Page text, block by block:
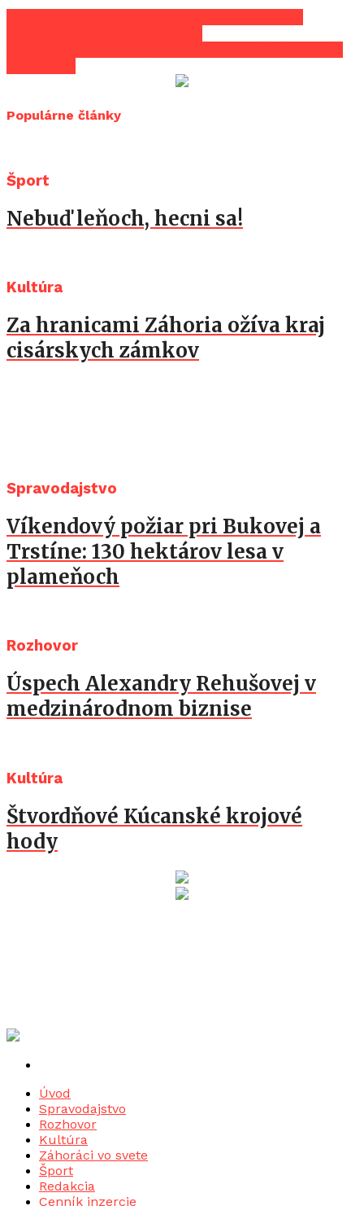
Populárne články
Šport
Nebuď leňoch, hecni sa!
Kultúra
Za hranicami Záhoria ožíva kraj
cisárskych zámkov
Spravodajstvo
Víkendový požiar pri Bukovej a
Trstíne: 130 hektárov lesa v
plameňoch
Rozhovor
Úspech Alexandry Rehušovej v
medzinárodnom biznise
Kultúra
Štvordňové Kúcanské krojové
hody
Úvod
Spravodajstvo
Rozhovor
Kultúra
Záhoráci vo svete
Šport
Redakcia
Cenník inzercie